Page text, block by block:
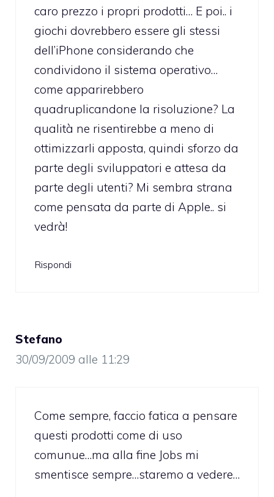
caro prezzo i propri prodotti… E poi.. i
giochi dovrebbero essere gli stessi
dell’iPhone considerando che
condividono il sistema operativo…
come apparirebbero
quadruplicandone la risoluzione? La
qualità ne risentirebbe a meno di
ottimizzarli apposta, quindi sforzo da
parte degli sviluppatori e attesa da
parte degli utenti? Mi sembra strana
come pensata da parte di Apple.. si
vedrà!
Rispondi
Stefano
30/09/2009 alle 11:29
Come sempre, faccio fatica a pensare
questi prodotti come di uso
comunue…ma alla fine Jobs mi
smentisce sempre…staremo a vedere…